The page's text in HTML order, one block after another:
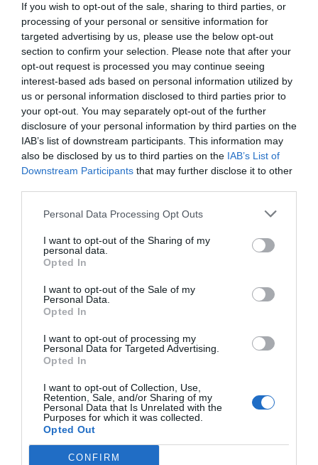
If you wish to opt-out of the sale, sharing to third parties, or
processing of your personal or sensitive information for
targeted advertising by us, please use the below opt-out
section to confirm your selection. Please note that after your
opt-out request is processed you may continue seeing
interest-based ads based on personal information utilized by
us or personal information disclosed to third parties prior to
your opt-out. You may separately opt-out of the further
disclosure of your personal information by third parties on the
IAB’s list of downstream participants. This information may
also be disclosed by us to third parties on the IAB’s List of
Downstream Participants that may further disclose it to other
Personal Data Processing Opt Outs
I want to opt-out of the Sharing of my
personal data.
Opted In
I want to opt-out of the Sale of my
Personal Data.
Opted In
I want to opt-out of processing my
Personal Data for Targeted Advertising.
Opted In
I want to opt-out of Collection, Use,
Retention, Sale, and/or Sharing of my
Personal Data that Is Unrelated with the
Purposes for which it was collected.
Opted Out
CONFIRM
Vérifiez la météo dans votre voyage
Places à proximité de votre itinéraire (moins de 30)